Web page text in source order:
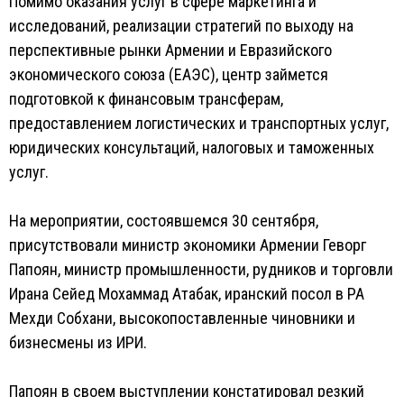
исследований, реализации стратегий по выходу на
перспективные рынки Армении и Евразийского
экономического союза (ЕАЭС), центр займется
подготовкой к финансовым трансферам,
предоставлением логистических и транспортных услуг,
юридических консультаций, налоговых и таможенных
услуг.
На мероприятии, состоявшемся 30 сентября,
присутствовали министр экономики Армении Геворг
Папоян, министр промышленности, рудников и торговли
Ирана Сейед Мохаммад Атабак, иранский посол в РА
Мехди Собхани, высокопоставленные чиновники и
бизнесмены из ИРИ.
Папоян в своем выступлении констатировал резкий